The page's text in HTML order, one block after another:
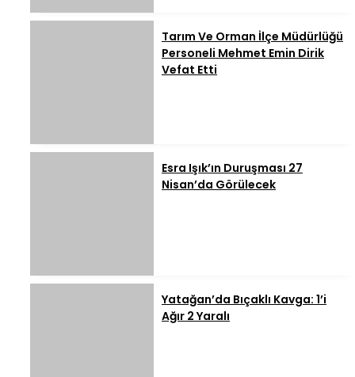
Tarım Ve Orman İlçe Müdürlüğü
Personeli Mehmet Emin Dirik
Vefat Etti
Esra Işık’ın Duruşması 27
Nisan’da Görülecek
Yatağan’da Bıçaklı Kavga: 1’i
Ağır 2 Yaralı